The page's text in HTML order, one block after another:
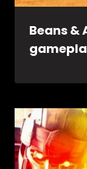
Beans &